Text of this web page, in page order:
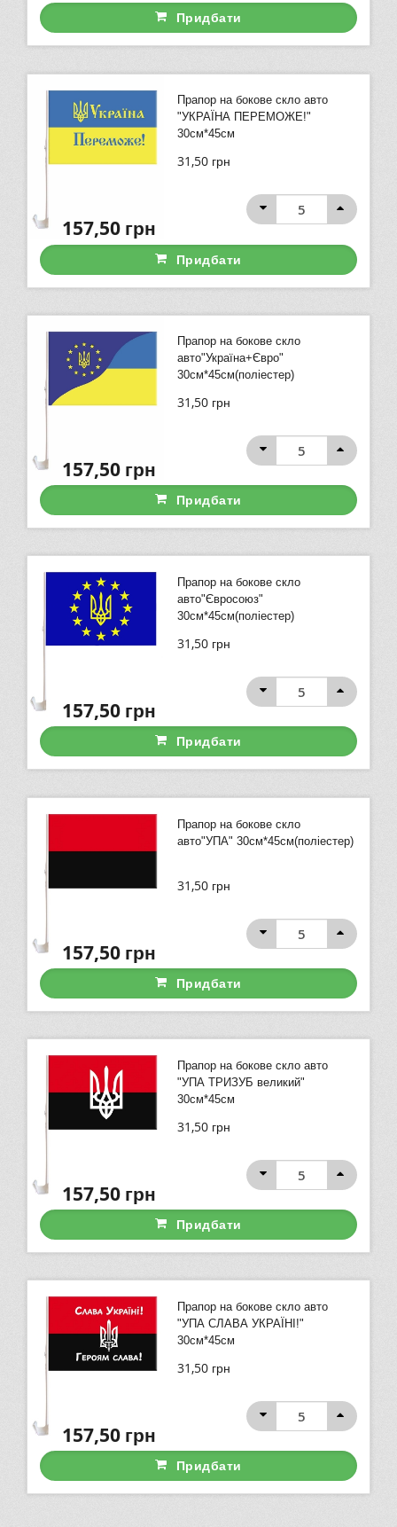
Придбати
Прапор на бокове скло авто
"УКРАЇНА ПЕРЕМОЖЕ!"
30см*45см
31,50 грн
157,50грн
Придбати
Прапор на бокове скло
авто"Україна+Євро"
30см*45см(поліестер)
31,50 грн
157,50грн
Придбати
Прапор на бокове скло
авто"Євросоюз"
30см*45см(поліестер)
31,50 грн
157,50грн
Придбати
Прапор на бокове скло
авто"УПА" 30см*45см(поліестер)
31,50 грн
157,50грн
Придбати
Прапор на бокове скло авто
"УПА ТРИЗУБ великий"
30см*45см
31,50 грн
157,50грн
Придбати
Прапор на бокове скло авто
"УПА СЛАВА УКРАЇНІ!"
30см*45см
31,50 грн
157,50грн
Придбати